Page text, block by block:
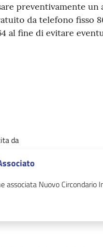
preventivamente
da telefono fisso
al fine di evitare
da
associata Nuovo Circondario